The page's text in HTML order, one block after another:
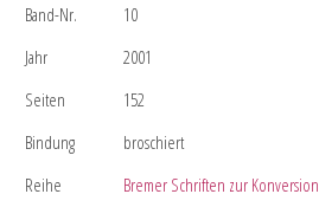
Band-Nr.
10
Jahr
2001
Seiten
152
Bindung
broschiert
Reihe
Bremer Schriften zur Konversion